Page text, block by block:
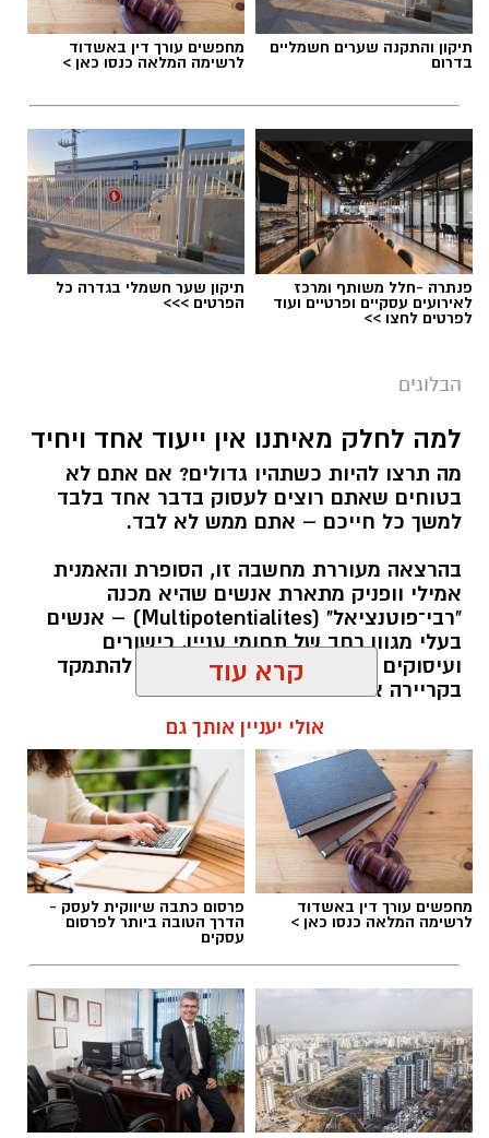
תיקון והתקנה שערים חשמליים
בדרום
מחפשים עורך דין באשדוד
לרשימה המלאה כנסו כאן >
פנתרה -חלל משותף ומרכז
לאירועים עסקיים ופרטיים ועוד
לפרטים לחצו >>
תיקון שער חשמלי בגדרה כל
הפרטים >>>
הבלוגים
למה לחלק מאיתנו אין ייעוד אחד ויחיד
מה תרצו להיות כשתהיו גדולים? אם אתם לא
בטוחים שאתם רוצים לעסוק בדבר אחד בלבד
למשך כל חייכם – אתם ממש לא לבד.
בהרצאה מעוררת מחשבה זו, הסופרת והאמנית
אמילי וופניק מתארת אנשים שהיא מכנה
"רבי־פוטנציאל" (Multipotentialites) – אנשים
בעלי מגוון רחב של תחומי עניין, כישורים
ועיסוקים שונים לאורך חייהם, במקום להתמקד
בקריירה אחת בלבד.
האם גם אתם כאלה?
אלדה נתנאל / 09:20 07.08.26
קרא עוד
אולי יעניין אותך גם
מחפשים עורך דין באשדוד
לרשימה המלאה כנסו כאן >
פרסום כתבה שיווקית לעסק -
הדרך הטובה ביותר לפרסום
עסקים